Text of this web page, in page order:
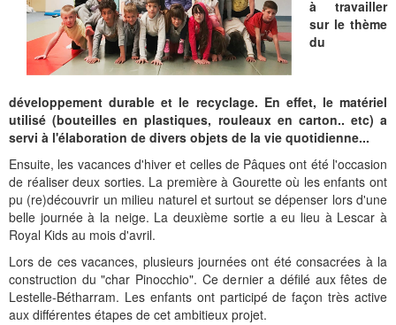
Aires de pique-nique
Manifestations
Liens touristiques
Montagne
Villes
Culture et découverte
Sports d'hivers et thermes
Vers le progrès
Le XXe siécle
Translation du cimetière
Recensement de 1385
Le cimetière
Le monument aux morts
Le moulin
Les chemins
Les savoir-faire
PV du Conseil Municipal
Le service scolaire
Services aux personnes
Compétences
Réalisations
PLU 2025 modification simplifiée N° 1
PLU 2020
PLU 2011 - Règlement
Restauration du calvaire
Équipements
Aménagements
Projets
Réalisations
Budget et finances
Budgets primitifs
Comptes administratifs
Fiscalité
Bulletins municipaux
État civil
Naissances
Mariages / Pacs
Mentions légales et politique de confidentialité
Collège et lycées
Collèges aux alentours
Lycées aux alentours
Associations
Services publics
Services aux jeunes
Administrations
Santé / Social
Maisons de retraite
Transports
Déchets
Culte
Les pèlerinages
Récit de voyage en 1645
La Chapelle Saint Michel
Le calvaire
Le vieux pont
Le Musée
L'ensemble scolaire
La maison de retraite
Les accueils
Votre séjour
à travailler
sur le thème
du
développement durable et le recyclage. En effet, le matériel
utilisé (bouteilles en plastiques, rouleaux en carton.. etc) a
servi à l'élaboration de divers objets de la vie quotidienne...
Ensuite, les vacances d'hiver et celles de Pâques ont été l'occasion
de réaliser deux sorties. La première à Gourette où les enfants ont
pu (re)découvrir un milieu naturel et surtout se dépenser lors d'une
belle journée à la neige. La deuxième sortie a eu lieu à Lescar à
Royal Kids au mois d'avril.
Lors de ces vacances, plusieurs journées ont été consacrées à la
construction du "char Pinocchio". Ce dernier a défilé aux fêtes de
Lestelle-Bétharram. Les enfants ont participé de façon très active
aux différentes étapes de cet ambitieux projet.